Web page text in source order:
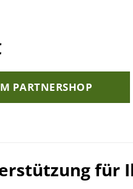
PARTNERSHOP
für